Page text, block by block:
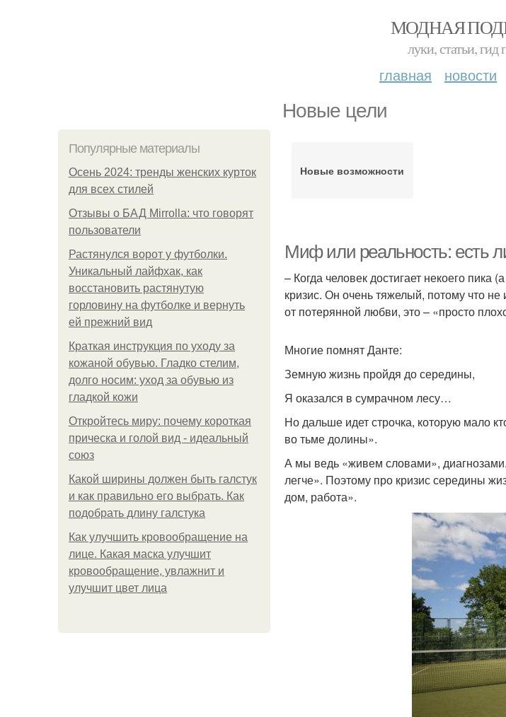
МОДНАЯ
луки, статьи, гид
главная новости
Новые цели
Популярные материалы
Осень 2024: тренды женских курток
для всех стилей
Отзывы о БАД Mirrolla: что говорят
пользователи
Растянулся ворот у футболки.
Уникальный лайфхак, как
восстановить растянутую
горловину на футболке и вернуть
ей прежний вид
Краткая инструкция по уходу за
кожаной обувью. Гладко стелим,
долго носим: уход за обувью из
гладкой кожи
Откройтесь миру: почему короткая
прическа и голой вид - идеальный
союз
Какой ширины должен быть галстук
и как правильно его выбрать. Как
подобрать длину галстука
Как улучшить кровообращение на
лице. Какая маска улучшит
кровообращение, увлажнит и
улучшит цвет лица
Новые возможности
Миф или реальность: есть
– Когда человек достигает некоего пика
кризис. Он очень тяжелый, потому что
от потерянной любви, это – «просто
Многие помнят Данте:
Земную жизнь пройдя до середины,
Я оказался в сумрачном лесу…
Но дальше идет строчка, которую мало
во тьме долины».
А мы ведь «живем словами»,
легче». Поэтому про кризис середины
дом, работа».